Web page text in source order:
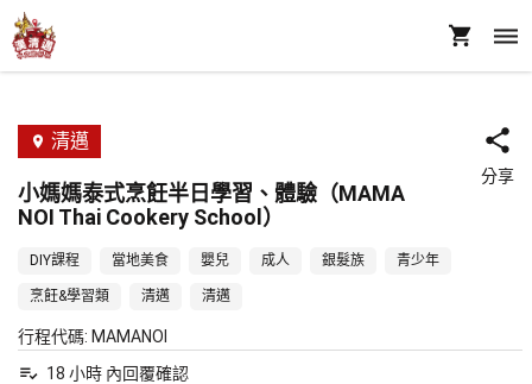
清邁
小媽媽泰式烹飪半日學習、體驗（MAMA
NOI Thai Cookery School）
分享
DIY課程 當地美食 嬰兒 成人 銀髮族 青少年
烹飪&學習類 清邁 清邁
行程代碼: MAMANOI
18 小時 內回覆確認